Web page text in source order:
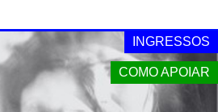
INGRESSOS
COMO APOIAR